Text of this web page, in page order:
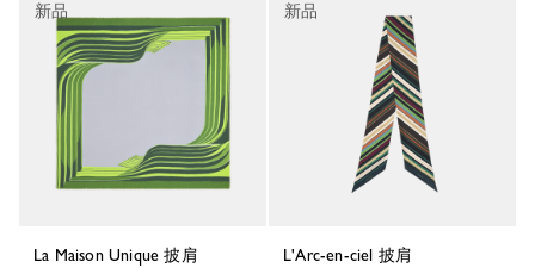
La Maison Unique 披肩
新品
L'Arc-en-ciel 披肩
新品